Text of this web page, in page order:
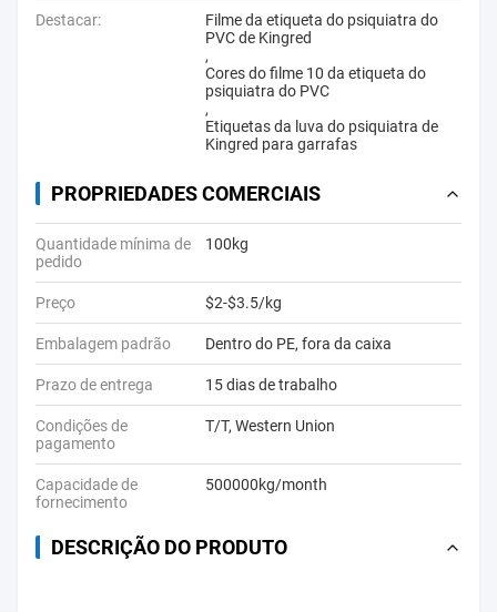
Destacar:
Filme da etiqueta do psiquiatra do
PVC de Kingred
,
Cores do filme 10 da etiqueta do
psiquiatra do PVC
,
Etiquetas da luva do psiquiatra de
Kingred para garrafas
PROPRIEDADES COMERCIAIS
Quantidade mínima de
pedido
100kg
Preço $2-$3.5/kg
Embalagem padrão Dentro do PE, fora da caixa
Prazo de entrega 15 dias de trabalho
Condições de
pagamento
T/T, Western Union
Capacidade de
fornecimento
500000kg/month
DESCRIÇÃO DO PRODUTO